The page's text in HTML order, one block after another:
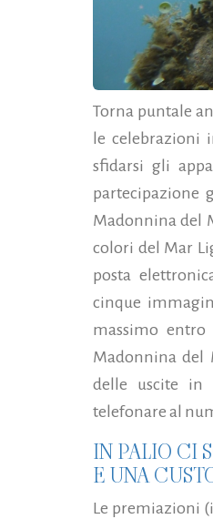
Torna puntale
le celebrazioni
sfidarsi gli
partecipazione
Madonnina del
colori del Mar
posta
cinque
massimo
Madonnina del
delle uscite in
telefonare al
IN PALIO CI
E UNA
Le premiazioni